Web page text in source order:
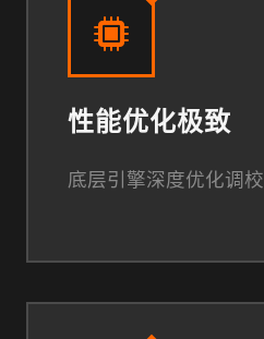
性能优化极致
底层引擎深度优化调校